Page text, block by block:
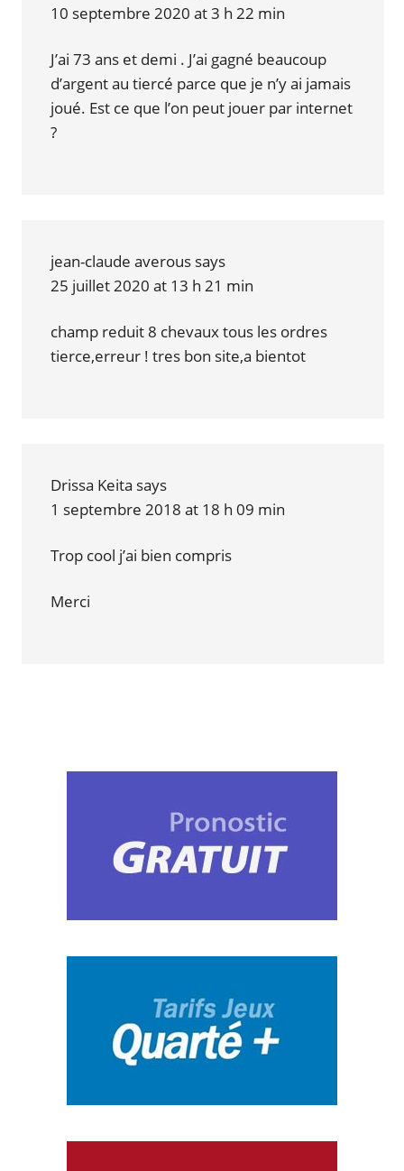
10 septembre 2020 at 3 h 22 min
J’ai 73 ans et demi . J’ai gagné beaucoup
d’argent au tiercé parce que je n’y ai jamais
joué. Est ce que l’on peut jouer par internet
?
jean-claude averous says
25 juillet 2020 at 13 h 21 min
champ reduit 8 chevaux tous les ordres
tierce,erreur ! tres bon site,a bientot
Drissa Keita says
1 septembre 2018 at 18 h 09 min
Trop cool j’ai bien compris
Merci